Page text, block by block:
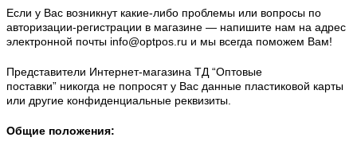
Если у Вас возникнут какие-либо проблемы или вопросы по
авторизации-регистрации в магазине — напишите нам на адрес
электронной почты info@optpos.ru и мы всегда поможем Вам!
Представители Интернет-магазина ТД “Оптовые
поставки” никогда не попросят у Вас данные пластиковой карты
или другие конфиденциальные реквизиты.
Общие положения: